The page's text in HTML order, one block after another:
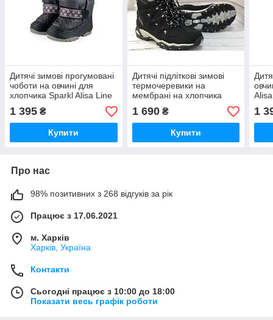
Дитячі зимові прогумовані
чоботи на овчині для
хлопчика Sparkl Alisa Line
чорний розміри 20-25
1 395 ₴
Купити
Дитячі підліткові зимові
термочеревики на
мембрані на хлопчика
B&GTermo чорні розмір 36
1 690₴
Купити
20-
1
Про нас
98% позитивних з 268 відгуків за рік
Працює з 17.06.2021
м. Харків
Харків, Україна
Контакти
Сьогодні працює з 10:00 до 18:00
Показати весь графік роботи